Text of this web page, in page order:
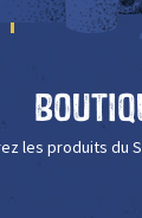
les produits du